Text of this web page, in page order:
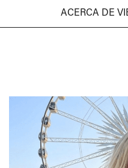
ACERCA DE